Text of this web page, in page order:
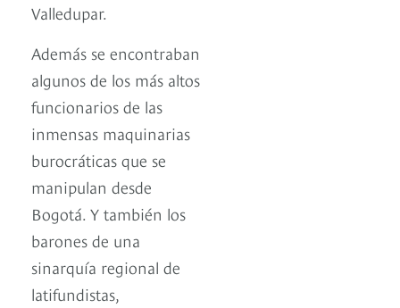
Valledupar.
Además se encontraban
algunos de los más altos
funcionarios de las
inmensas maquinarias
burocráticas que se
manipulan desde
Bogotá. Y también los
barones de una
sinarquía regional de
latifundistas,